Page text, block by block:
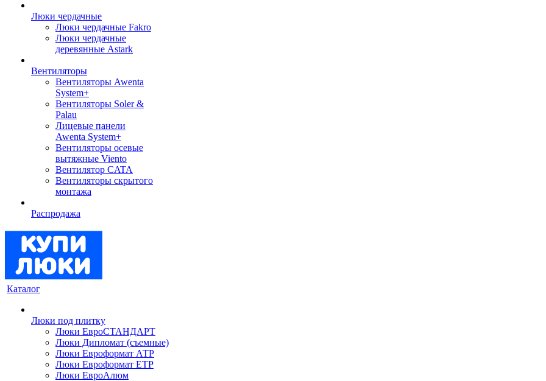
Люки чердачные
Люки чердачные Fakro
Люки чердачные
деревянные Astark
Вентиляторы
Вентиляторы Awenta
System+
Вентиляторы Soler &
Palau
Лицевые панели
Awenta System+
Вентиляторы осевые
вытяжные Viento
Вентилятор CATA
Вентиляторы скрытого
монтажа
Распродажа
Каталог
Люки под плитку
Люки ЕвроСТАНДАРТ
Люки Дипломат (съемные)
Люки Евроформат АТР
Люки Евроформат ЕТР
Люки ЕвроАлюм